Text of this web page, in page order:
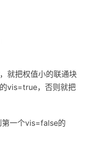
就把权值小的联通块
vis=true，否则就把
第一个vis=false的